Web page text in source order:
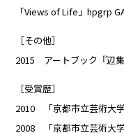
「Views of Life」hpgrp
［その他］
2015 アートブック『辺
［受賞歴］
2010 「京都市立芸術大
2008 「京都市立芸術大